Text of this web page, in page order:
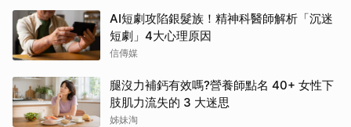
AI短劇攻陷銀髮族！精神科醫師解析「沉迷
短劇」4大心理原因
信傳媒
腿沒力補鈣有效嗎?營養師點名 40+ 女性下
肢肌力流失的 3 大迷思
姊妹淘